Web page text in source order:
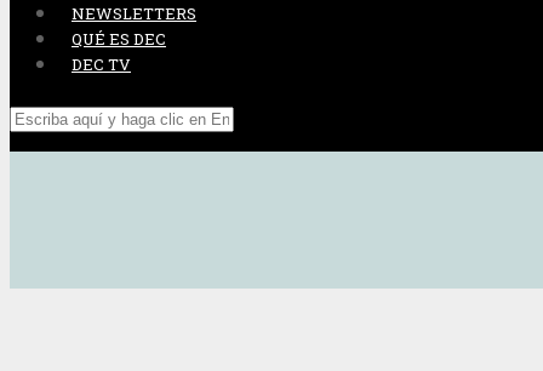
NEWSLETTERS
QUÉ ES DEC
DEC TV